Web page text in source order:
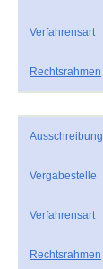
Verfahrensart
Rechtsrahmen
Ausschreibung
Vergabestelle
Verfahrensart
Rechtsrahmen